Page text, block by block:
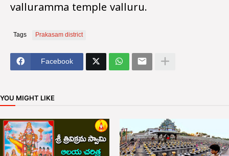
valluramma temple valluru.
Tags Prakasam district
Facebook
YOU MIGHT LIKE